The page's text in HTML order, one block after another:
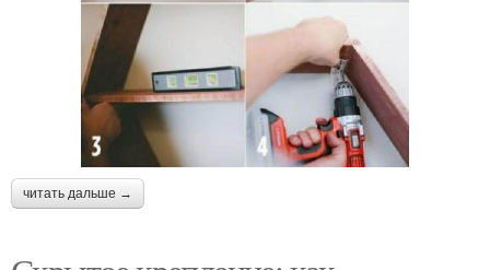
читать дальше →